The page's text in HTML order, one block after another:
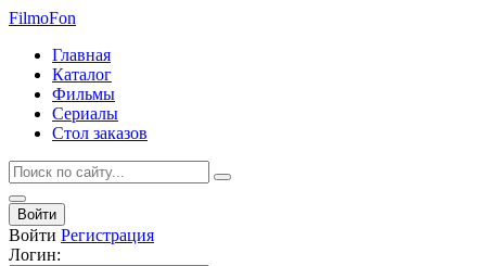
FilmoFon
Главная
Каталог
Фильмы
Сериалы
Стол заказов
Войти
Войти Регистрация
Логин: